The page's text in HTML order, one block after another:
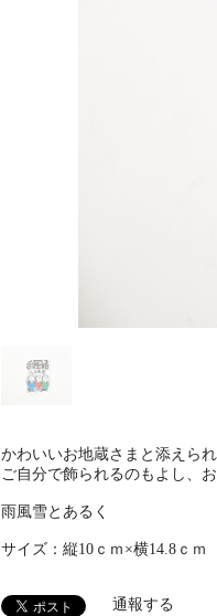
かわいいお地蔵さまと添えら
ご自分で飾られるのもよし、
雨風雪とあるく
サイズ：縦10ｃｍ×横14.8ｃｍ
通報する